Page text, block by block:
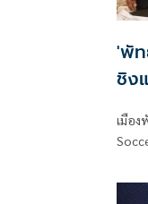
'พัท
ชิง
เมื
เมือง